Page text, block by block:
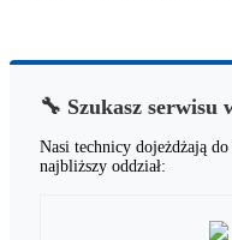
🔧 Szukasz serwisu
Nasi technicy dojeżdżają
najbliższy oddział: